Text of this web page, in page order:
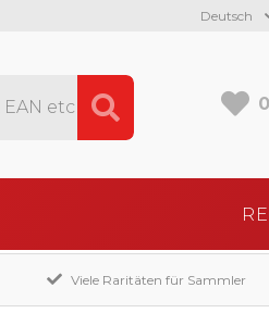
Deutsch
0
Viele Raritäten für Sammler